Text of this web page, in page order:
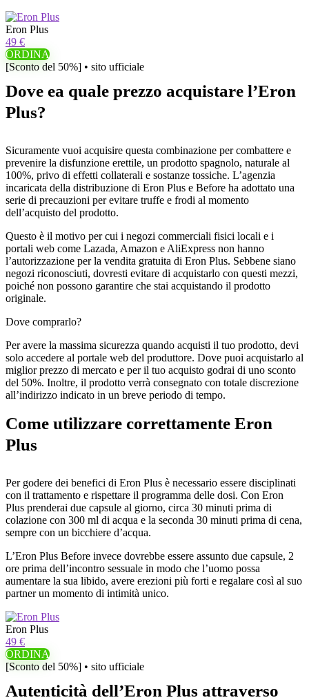
Eron Plus
49 €
ORDINA
[Sconto del 50%] • sito ufficiale
Dove ea quale prezzo acquistare l’Eron
Plus?
Sicuramente vuoi acquisire questa combinazione per combattere e
prevenire la disfunzione erettile, un prodotto spagnolo, naturale al
100%, privo di effetti collaterali e sostanze tossiche. L’agenzia
incaricata della distribuzione di Eron Plus e Before ha adottato una
serie di precauzioni per evitare truffe e frodi al momento
dell’acquisto del prodotto.
Questo è il motivo per cui i negozi commerciali fisici locali e i
portali web come Lazada, Amazon e AliExpress non hanno
l’autorizzazione per la vendita gratuita di Eron Plus. Sebbene siano
negozi riconosciuti, dovresti evitare di acquistarlo con questi mezzi,
poiché non possono garantire che stai acquistando il prodotto
originale.
Dove comprarlo?
Per avere la massima sicurezza quando acquisti il ​​tuo prodotto, devi
solo accedere al portale web del produttore. Dove puoi acquistarlo al
miglior prezzo di mercato e per il tuo acquisto godrai di uno sconto
del 50%. Inoltre, il prodotto verrà consegnato con totale discrezione
all’indirizzo indicato in un breve periodo di tempo.
Come utilizzare correttamente Eron
Plus
Per godere dei benefici di Eron Plus è necessario essere disciplinati
con il trattamento e rispettare il programma delle dosi. Con Eron
Plus prenderai due capsule al giorno, circa 30 minuti prima di
colazione con 300 ml di acqua e la seconda 30 minuti prima di cena,
sempre con un bicchiere d’acqua.
L’Eron Plus Before invece dovrebbe essere assunto due capsule, 2
ore prima dell’incontro sessuale in modo che l’uomo possa
aumentare la sua libido, avere erezioni più forti e regalare così al suo
partner un momento di intimità unico.
Eron Plus
49 €
ORDINA
[Sconto del 50%] • sito ufficiale
Autenticità dell’Eron Plus attraverso